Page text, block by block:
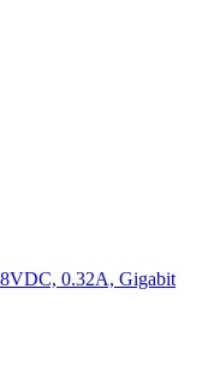
0.32A, Gigabit